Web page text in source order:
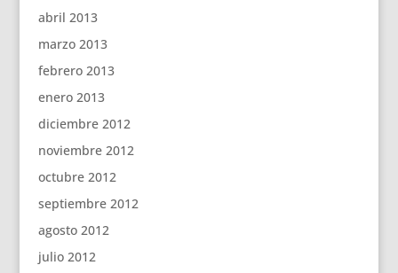
abril 2013
marzo 2013
febrero 2013
enero 2013
diciembre 2012
noviembre 2012
octubre 2012
septiembre 2012
agosto 2012
julio 2012